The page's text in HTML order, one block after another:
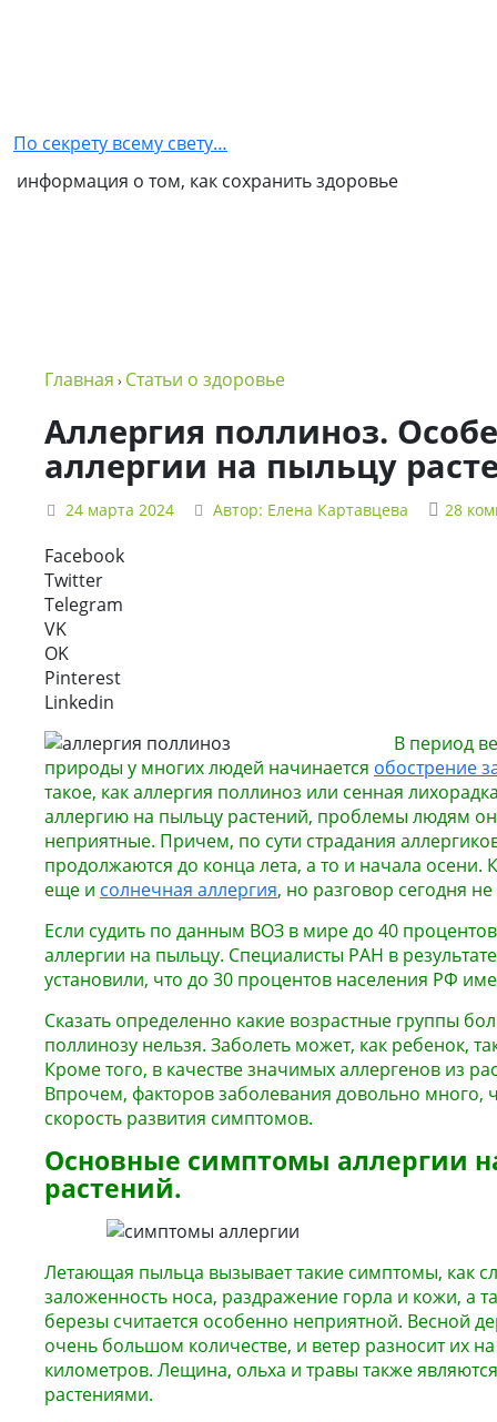
партнером
NSP
в
NSP
Политика
конфиденциальности
По секрету всему свету…
информация о том, как сохранить здоровье
Главная › Статьи о здоровье
Аллергия поллиноз.
аллергии на пыльцу
24 марта 2024 Автор: Елена Картавцева 28
Facebook
Twitter
Telegram
VK
OK
Pinterest
Linkedin
В период
природы у многих людей начинается обострение
такое, как аллергия поллиноз или сенная
аллергию на пыльцу растений, проблемы людям
неприятные. Причем, по сути страдания
продолжаются до конца лета, а то и начала осени.
еще и солнечная аллергия, но разговор сегодня
Если судить по данным ВОЗ в мире до 40
аллергии на пыльцу. Специалисты РАН в
установили, что до 30 процентов населения РФ
Сказать определенно какие возрастные группы
поллинозу нельзя. Заболеть может, как ребенок,
Кроме того, в качестве значимых аллергенов из
Впрочем, факторов заболевания довольно много,
скорость развития симптомов.
Основные симптомы аллергии
растений.
Летающая пыльца вызывает такие симптомы, как
заложенность носа, раздражение горла и кожи, а
березы считается особенно неприятной. Весной
очень большом количестве, и ветер разносит их
километров. Лещина, ольха и травы также
растениями.